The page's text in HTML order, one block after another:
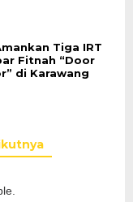
Tiga IRT
Fitnah “Door
di Karawang